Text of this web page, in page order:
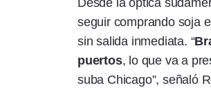
Desde la óptica
seguir comprando soja
sin salida inmediata. “
puertos, lo que va a
suba Chicago”, señaló